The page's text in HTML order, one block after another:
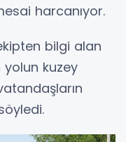
harcanıyor.
bilgi alan
kuzey